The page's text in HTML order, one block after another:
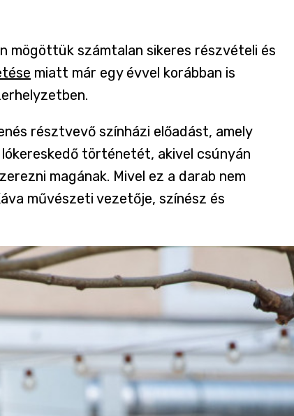
mögöttük számtalan sikeres részvételi és
miatt már egy évvel korábban is
résztvevő színházi előadást, amely
lókereskedő történetét, akivel csúnyán
magának. Mivel ez a darab nem
művészeti vezetője, színész és